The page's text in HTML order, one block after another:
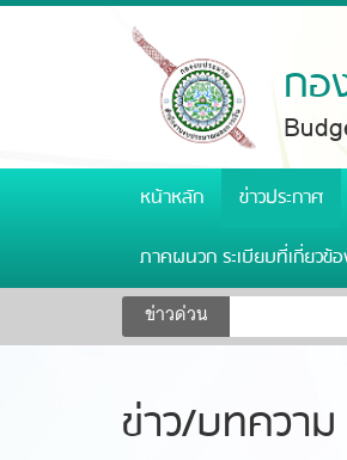
Skip
กอ
หน้าหลัก ข่าวประกาศ
ภาคผนวก ระเบียบที่เกี่ยวข้
ข่าวด่วน
ข่าว/บทความ